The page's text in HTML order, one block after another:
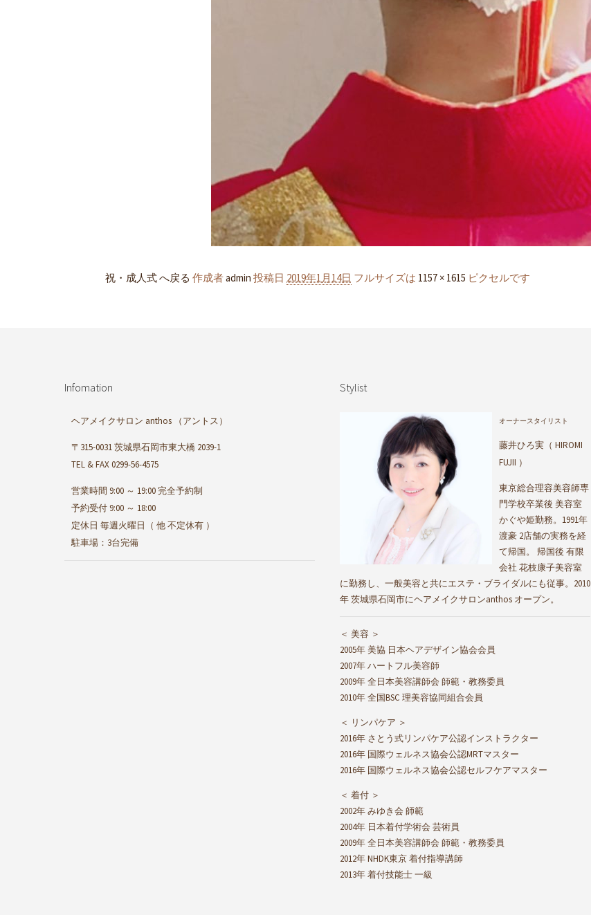
祝・成人式 へ戻る 作成者admin 投稿日 2019年1月14日 フルサイズは 1157 × 1615 ピクセルです
Infomation
ヘアメイクサロン anthos （アントス）
〒315-0031 茨城県石岡市東大橋 2039-1
TEL & FAX 0299-56-4575
営業時間 9:00 ～ 19:00 完全予約制
予約受付 9:00 ～ 18:00
定休日 毎週火曜日（ 他 不定休有 ）
駐車場：3台完備
Stylist
オーナースタイリスト
藤井ひろ実（ HIROMI
FUJII ）
東京総合理容美容師専
門学校卒業後 美容室
かぐや姫勤務。1991年
渡豪 2店舗の実務を経
て帰国。 帰国後 有限
会社 花枝康子美容室
に勤務し、一般美容と共にエステ・ブライダルにも従事。2010
年 茨城県石岡市にヘアメイクサロンanthos オープン。
＜ 美容 ＞
2005年 美協 日本ヘアデザイン協会会員
2007年 ハートフル美容師
2009年 全日本美容講師会 師範・教務委員
2010年 全国BSC 理美容協同組合会員
＜ リンパケア ＞
2016年 さとう式リンパケア公認インストラクター
2016年 国際ウェルネス協会公認MRTマスター
2016年 国際ウェルネス協会公認セルフケアマスター
＜ 着付 ＞
2002年 みゆき会 師範
2004年 日本着付学術会 芸術員
2009年 全日本美容講師会 師範・教務委員
2012年 NHDK東京 着付指導講師
2013年 着付技能士 一級